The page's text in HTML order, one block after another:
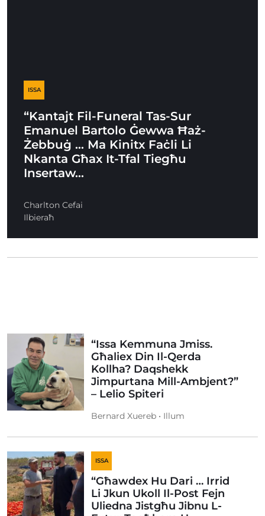
ISSA
“Kantajt Fil-Funeral Tas-Sur
Emanuel Bartolo Ġewwa Ħaż-
Żebbuġ … Ma Kinitx Faċli Li
Nkanta Għax It-Tfal Tiegħu
Insertaw…
Charlton Cefai
Ilbieraħ
“Issa Kemmuna Jmiss.
Għaliex Din Il-Qerda
Kollha? Daqshekk
Jimpurtana Mill-Ambjent?”
– Lelio Spiteri
Bernard Xuereb • Illum
ISSA
“Għawdex Hu Dari … Irrid
Li Jkun Ukoll Il-Post Fejn
Uliedna Jistgħu Jibnu L-